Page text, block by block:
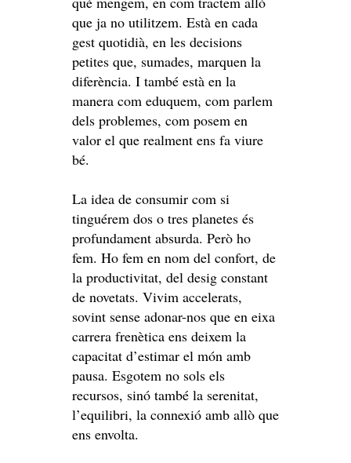
que ja no utilitzem. Està en cada
gest quotidià, en les decisions
petites que, sumades, marquen la
diferència. I també està en la
manera com eduquem, com parlem
dels problemes, com posem en
valor el que realment ens fa viure
bé.
La idea de consumir com si
tinguérem dos o tres planetes és
profundament absurda. Però ho
fem. Ho fem en nom del confort, de
la productivitat, del desig constant
de novetats. Vivim accelerats,
sovint sense adonar-nos que en eixa
carrera frenètica ens deixem la
capacitat d’estimar el món amb
pausa. Esgotem no sols els
recursos, sinó també la serenitat,
l’equilibri, la connexió amb allò que
ens envolta.